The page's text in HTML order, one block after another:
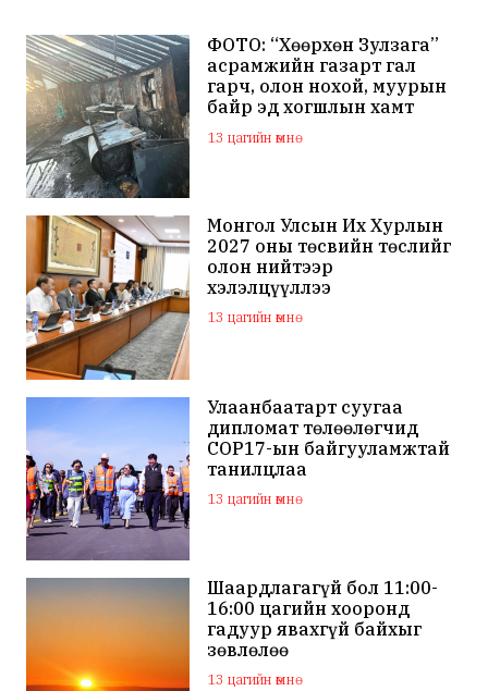
ФОТО: “Хөөрхөн Зулзага”
асрамжийн газарт гал
гарч, олон нохой, муурын
байр эд хогшлын хамт
шатжээ
13 цагийн өмнө
Монгол Улсын Их Хурлын
2027 оны төсвийн төслийг
олон нийтээр
хэлэлцүүллээ
13 цагийн өмнө
Улаанбаатарт суугаа
дипломат төлөөлөгчид
COP17-ын байгууламжтай
танилцлаа
13 цагийн өмнө
Шаардлагагүй бол 11:00-
16:00 цагийн хооронд
гадуур явахгүй байхыг
зөвлөлөө
13 цагийн өмнө